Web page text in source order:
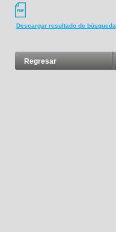
Descargar resultado de búsqueda
Regresar